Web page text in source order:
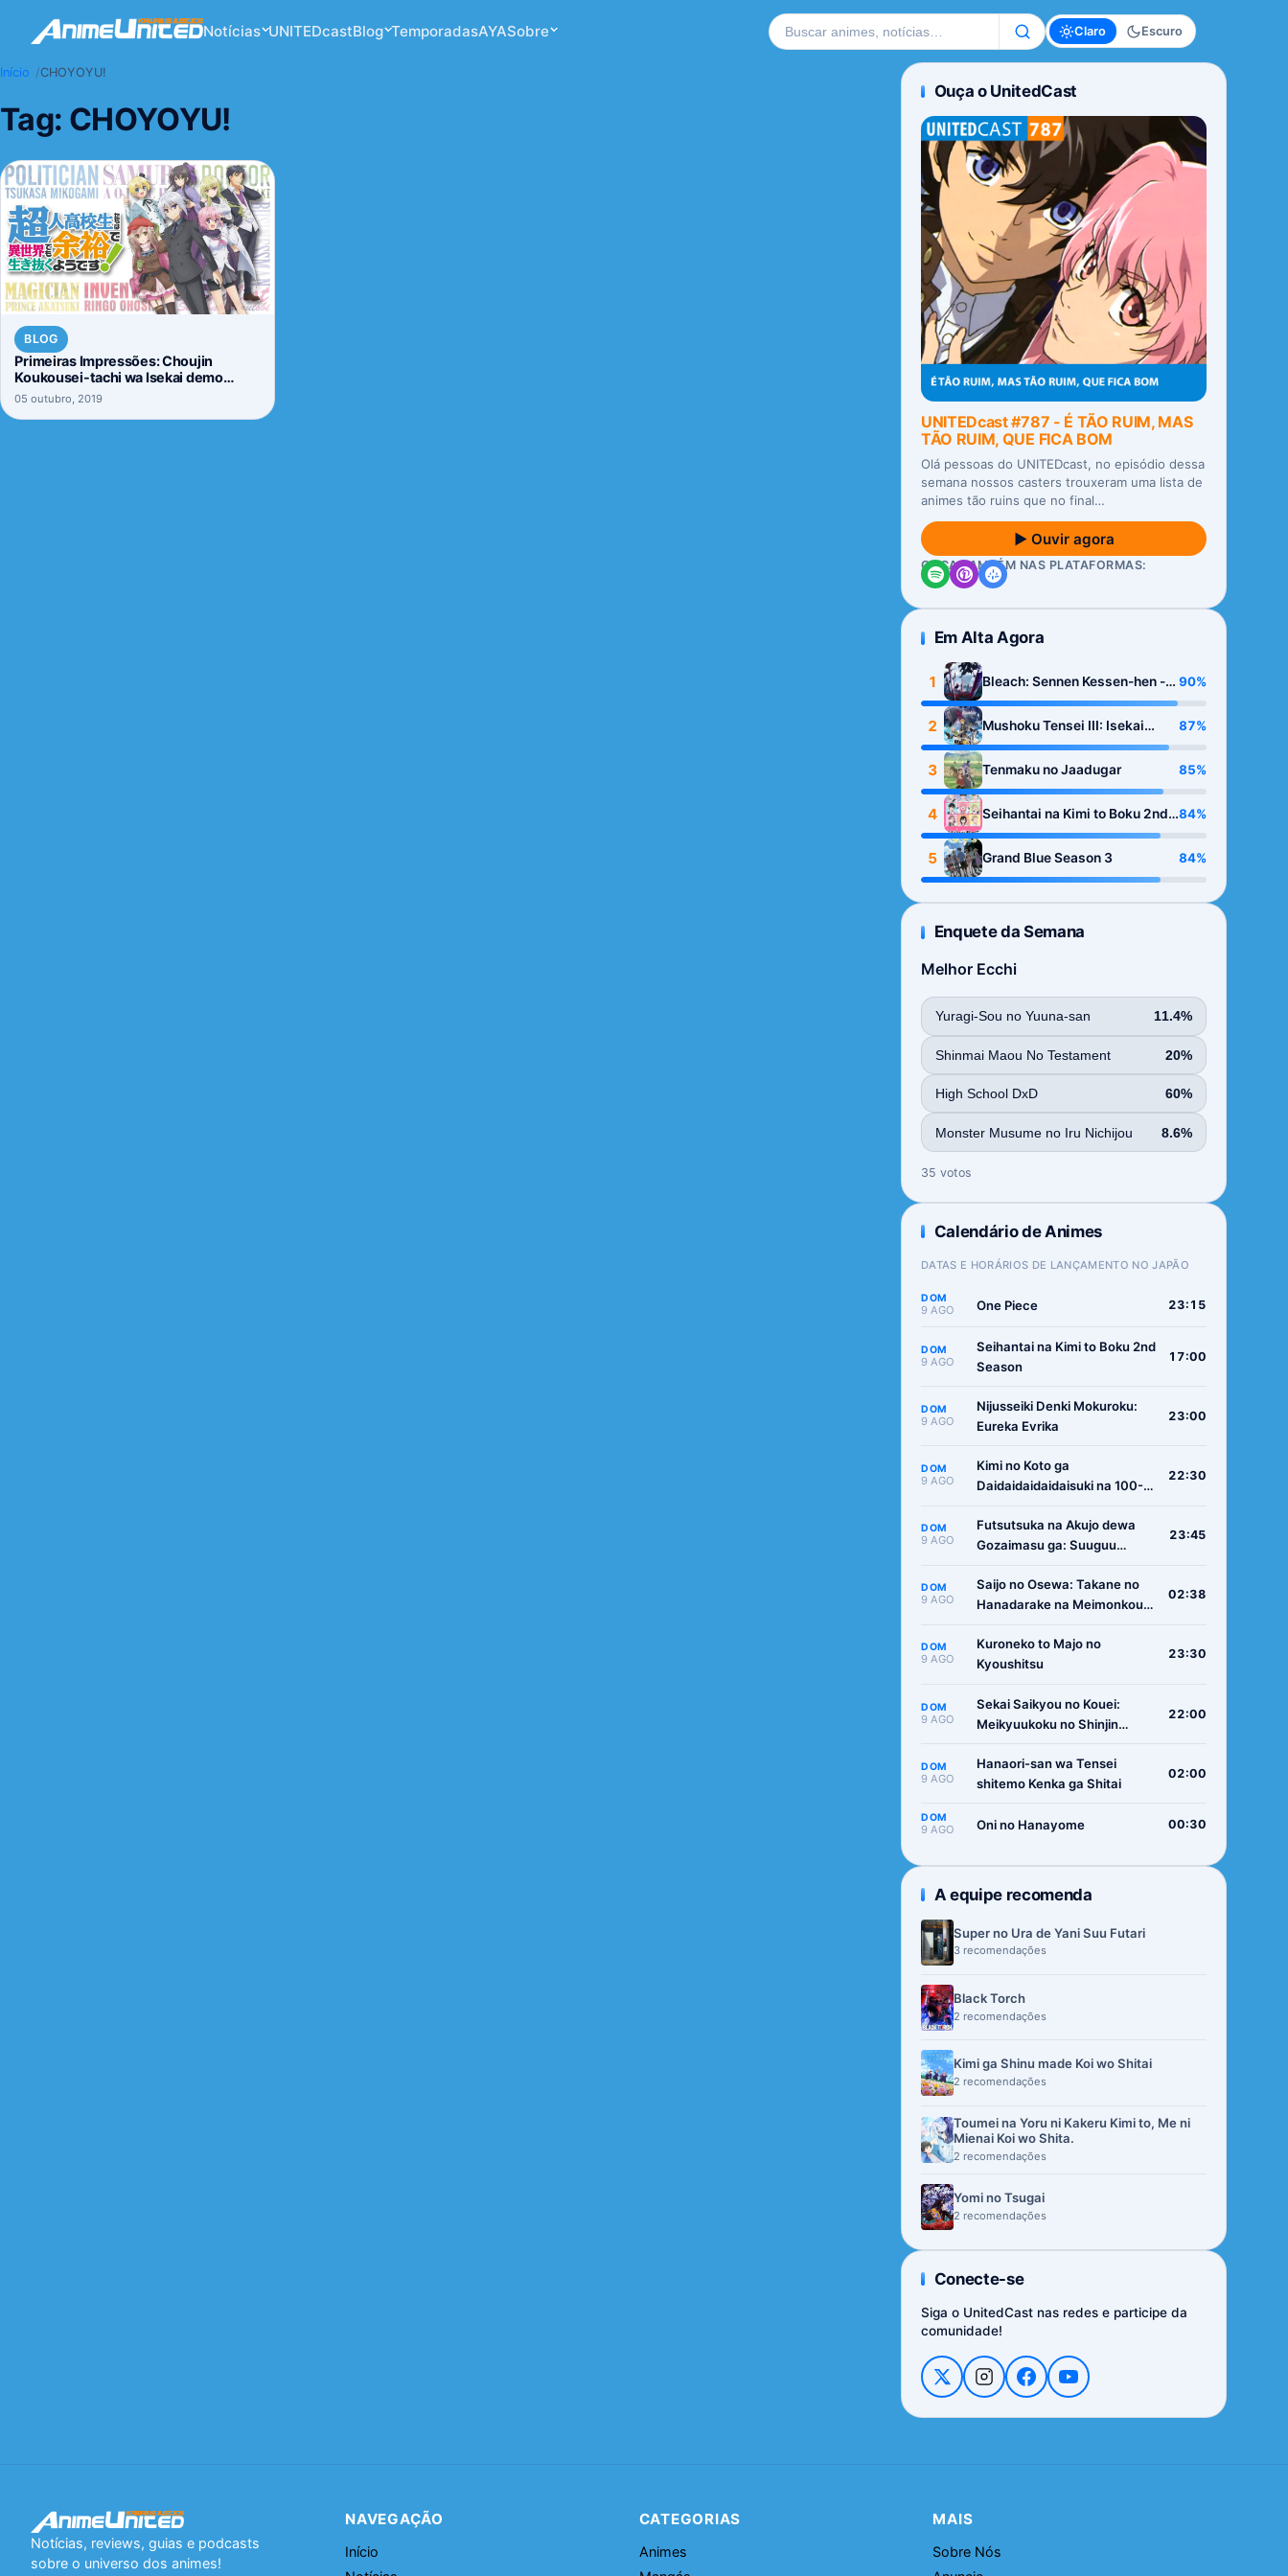
Notícias UNITEDcastBlog TemporadasAYASobre Buscar no site Claro Escuro
Início CHOYOYU!
Tag: CHOYOYU!
BLOG
Primeiras Impressões: Choujin
Koukousei-tachi wa Isekai demo
Yoyuu de Ikinuku you desu!
05 outubro, 2019
Ouça o UnitedCast
UNITEDcast #787 - É TÃO RUIM, MAS
TÃO RUIM, QUE FICA BOM
Olá pessoas do UNITEDcast, no episódio dessa
semana nossos casters trouxeram uma lista de
animes tão ruins que no final…
▶ Ouvir agora
OUÇA TAMBÉM NAS PLATAFORMAS:
Em Alta Agora
1
Bleach: Sennen Kessen-hen -
Kashin-tan
90%
2
Mushoku Tensei III: Isekai
Ittara Honki Dasu
87%
3 Tenmaku no Jaadugar 85%
4
Seihantai na Kimi to Boku 2nd
Season
84%
5 Grand Blue Season 3 84%
Enquete da Semana
Melhor Ecchi
Yuragi-Sou no Yuuna-san 11.4%
Shinmai Maou No Testament 20%
High School DxD 60%
Monster Musume no Iru Nichijou 8.6%
35 votos
Calendário de Animes
DATAS E HORÁRIOS DE LANÇAMENTO NO JAPÃO
DOM
9 AGO One Piece 23:15
DOM
9 AGO
Seihantai na Kimi to Boku 2nd
Season
17:00
DOM
9 AGO
Nijusseiki Denki Mokuroku:
Eureka Evrika
23:00
DOM
9 AGO
Kimi no Koto ga
Daidaidaidaidaisuki na 100-
22:30
DOM
9 AGO
Futsutsuka na Akujo dewa
Gozaimasu ga: Suuguu
23:45
DOM
9 AGO
Saijo no Osewa: Takane no
Hanadarake na Meimonkou
(Seikatsu Nouryoku Kaimu)
wo Kagenagara Osewa suru
02:38
DOM
9 AGO
Kuroneko to Majo no
Kyoushitsu
23:30
DOM
9 AGO
Sekai Saikyou no Kouei:
Meikyuukoku no Shinjin
22:00
DOM
9 AGO
Hanaori-san wa Tensei
shitemo Kenka ga Shitai
02:00
DOM
9 AGO Oni no Hanayome 00:30
A equipe recomenda
Super no Ura de Yani Suu Futari
3 recomendações
Black Torch
2 recomendações
Kimi ga Shinu made Koi wo Shitai
2 recomendações
Toumei na Yoru ni Kakeru Kimi to, Me ni
Mienai Koi wo Shita.
2 recomendações
Yomi no Tsugai
2 recomendações
Conecte-se
Siga o UnitedCast nas redes e participe da
comunidade!
Notícias, reviews, guias e podcasts
sobre o universo dos animes!
NAVEGAÇÃO
Início
CATEGORIAS
Animes
MAIS
Sobre Nós